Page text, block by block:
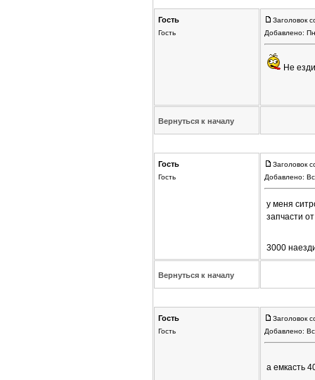
Гость
Гость
Заголовок
Добавлено:
Не
Вернуться к началу
Гость
Гость
Заголовок
Добавлено:
у меня
запчасти
3000
Вернуться к началу
Гость
Гость
Заголовок
Добавлено:
а емкасть